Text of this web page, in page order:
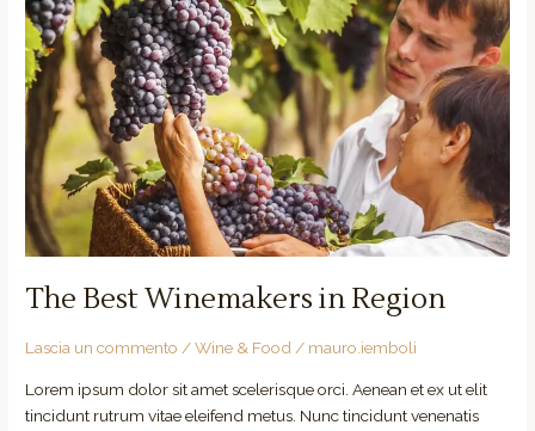
The Best Winemakers in Region
Lascia un commento /Wine & Food/ mauro.iemboli
Lorem ipsum dolor sit amet scelerisque orci. Aenean et ex ut elit
tincidunt rutrum vitae eleifend metus. Nunc tincidunt venenatis
The
Best
Winemakers
in
Region